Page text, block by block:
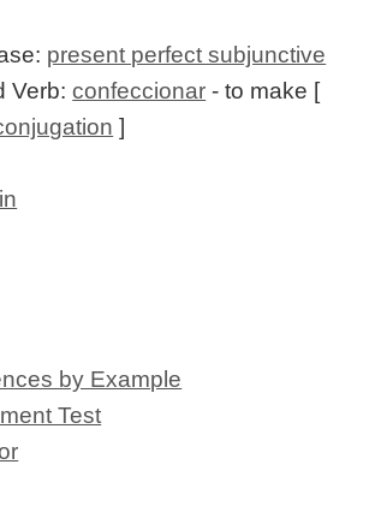
present perfect subjunctive
Verb:confeccionar - to make [
]
by Example
Test